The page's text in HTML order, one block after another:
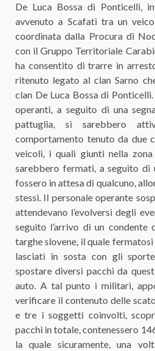
De Luca Bossa di Ponticelli,
avvenuto a Scafati tra un
coordinata dalla Procura di
con il Gruppo Territoriale
ha consentito di trarre in
ritenuto legato al clan Sarno
clan De Luca Bossa di
operanti, a seguito di una
pattuglia, si sarebbero
comportamento tenuto da due
veicoli, i quali giunti nella
sarebbero fermati, a seguito di
fossero in attesa di qualcuno,
stessi. Il personale operante
attendevano l’evolversi degli
seguito l’arrivo di un condente
targhe slovene, il quale
lasciati in sosta con gli
spostare diversi pacchi da
auto. A tal punto i militari,
verificare il contenuto delle
e tre i soggetti coinvolti,
pacchi in totale, contenessero
la quale sicuramente, una